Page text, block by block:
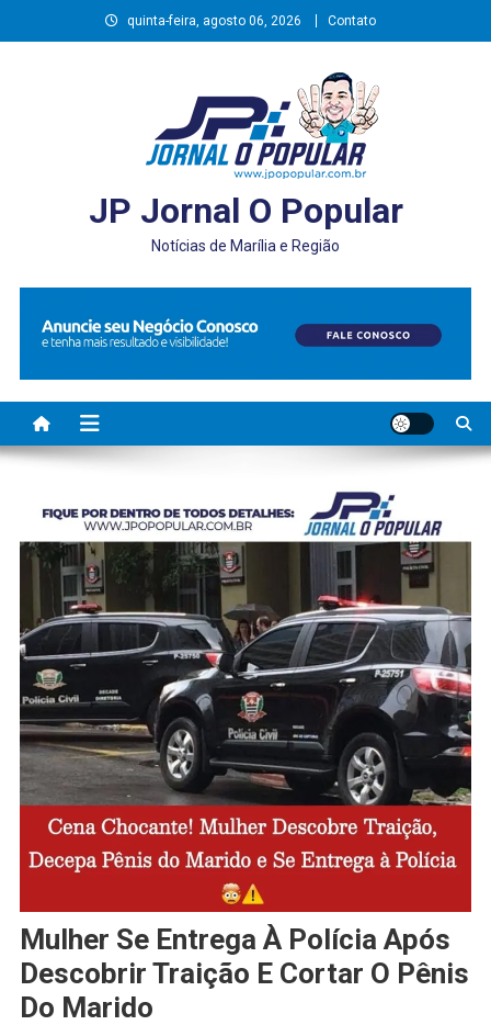
to
quinta-feira, agosto 06, 2026 Contato
JP Jornal O Popular
Notícias de Marília e Região
Mulher Se Entrega À Polícia Após
Descobrir Traição E Cortar O Pênis
Do Marido